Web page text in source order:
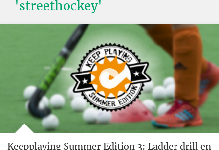
'streethockey'
Keepplaying Summer Edition 3: Ladder drill en